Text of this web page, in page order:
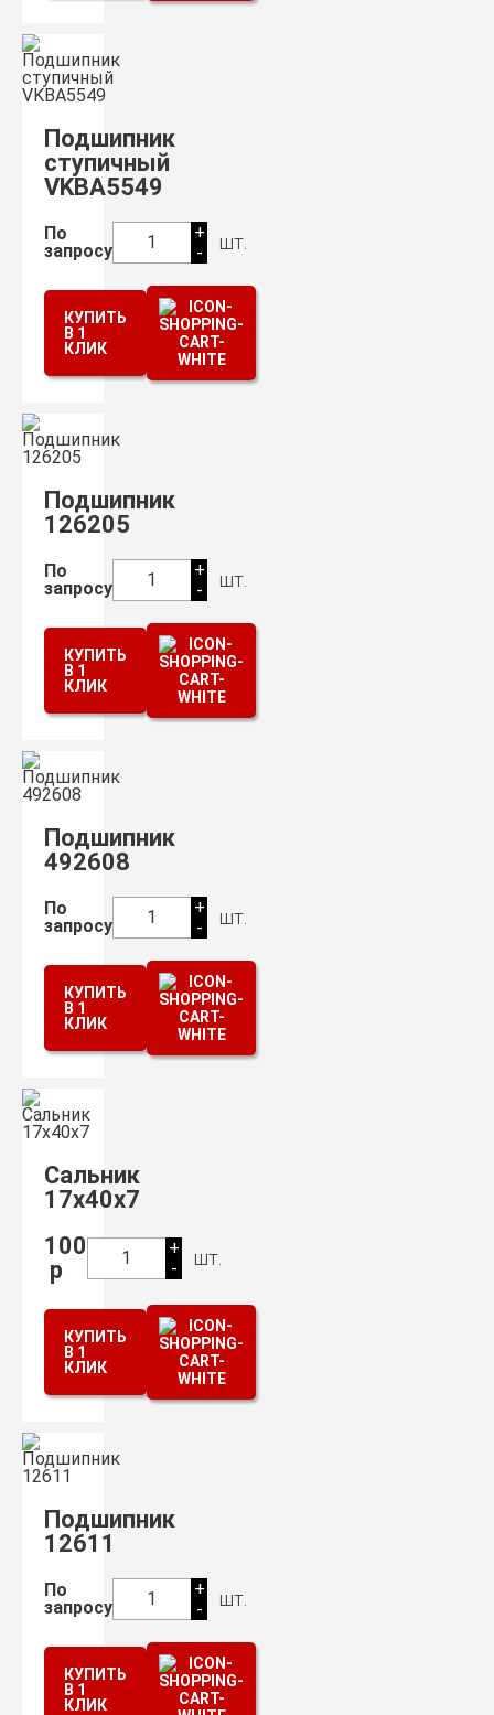
Подшипник
ступичный
VKBA5549
По
запросу
1
+
-
шт.
КУПИТЬ
В 1
КЛИК
Подшипник
126205
По
запросу
1
+
-
шт.
КУПИТЬ
В 1
КЛИК
Подшипник
492608
По
запросу
1
+
-
шт.
КУПИТЬ
В 1
КЛИК
Сальник
17х40х7
100
р
1
+
-
шт.
КУПИТЬ
В 1
КЛИК
Подшипник
12611
По
запросу
1
+
-
шт.
КУПИТЬ
В 1
КЛИК